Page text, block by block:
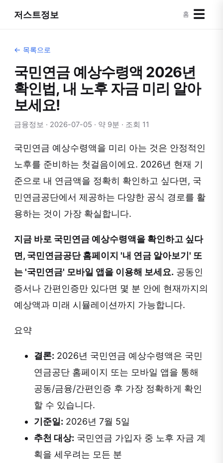
저스트정보 홈 ☰
← 목록으로
국민연금 예상수령액 2026년
확인법, 내 노후 자금 미리 알아
보세요!
금융정보 · 2026-07-05 · 약 9분 · 조회 11
국민연금 예상수령액을 미리 아는 것은 안정적인
노후를 준비하는 첫걸음이에요. 2026년 현재 기
준으로 내 연금액을 정확히 확인하고 싶다면, 국
민연금공단에서 제공하는 다양한 공식 경로를 활
용하는 것이 가장 확실합니다.
지금 바로 국민연금 예상수령액을 확인하고 싶다
면, 국민연금공단 홈페이지 '내 연금 알아보기' 또
는 '국민연금' 모바일 앱을 이용해 보세요. 공동인
증서나 간편인증만 있다면 몇 분 안에 현재까지의
예상액과 미래 시뮬레이션까지 가능합니다.
요약
결론: 2026년 국민연금 예상수령액은 국민
연금공단 홈페이지 또는 모바일 앱을 통해
공동/금융/간편인증 후 가장 정확하게 확인
할 수 있습니다.
기준일: 2026년 7월 5일
추천 대상: 국민연금 가입자 중 노후 자금 계
획을 세우려는 모든 분